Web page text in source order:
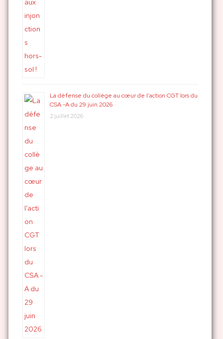
La défense du collège au cœur de l’action CGT lors du
CSA -A du 29 juin 2026
2 juillet 2026